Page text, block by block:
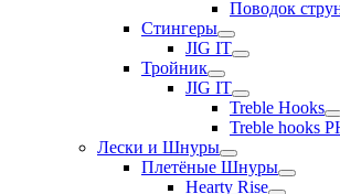
Поводок
Стингеры
JIG IT
Тройник
JIG IT
Treble Hooks
Treble hooks
Лески и Шнуры
Плетёные Шнуры
Hearty Rise